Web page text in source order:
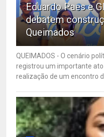
Eduardo Paes e
debatem
Queimados
QUEIMADOS - O cenário
registrou um importante
realização de um encontro